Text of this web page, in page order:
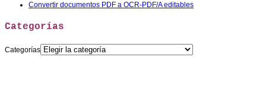
Convertir documentos PDF a OCR-PDF/A editables
Categorías
Categorías